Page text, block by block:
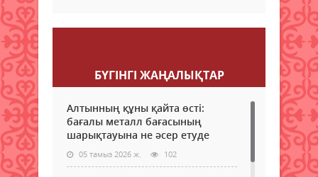
БҮГІНГI ЖАҢАЛЫҚТАР
Алтынның құны қайта өсті:
бағалы металл бағасының
шарықтауына не әсер етуде
05 тамыз 2026 ж. 102